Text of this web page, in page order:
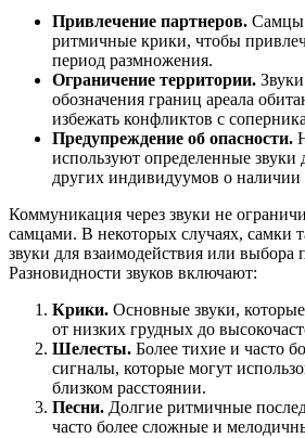
Привлечение партнеров. Самцы
ритмичные крики, чтобы
период размножения.
Ограничение территории.
обозначения границ ареала
избежать конфликтов с
Предупреждение об опасности.
используют определенные звуки
других индивидуумов о
Коммуникация через звуки не
самцами. В некоторых случаях, самки
звуки для взаимодействия или выбора
Разновидности звуков включают:
Крики. Основные звуки,
от низких грудных до
Шелесты. Более тихие и часто
сигналы, которые могут
близком расстоянии.
Песни. Долгие ритмичные
часто более сложные и